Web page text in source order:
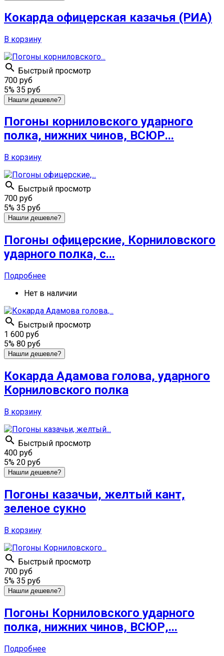
Кокарда офицерская казачья (РИА)
В корзину
 Быстрый просмотр
700 руб
5% 35 руб
Нашли дешевле?
Погоны корниловского ударного
полка, нижних чинов, ВСЮР...
В корзину
 Быстрый просмотр
700 руб
5% 35 руб
Нашли дешевле?
Погоны офицерские, Корниловского
ударного полка, с...
Подробнее
Нет в наличии
 Быстрый просмотр
1 600 руб
5% 80 руб
Нашли дешевле?
Кокарда Адамова голова, ударного
Корниловского полка
В корзину
 Быстрый просмотр
400 руб
5% 20 руб
Нашли дешевле?
Погоны казачьи, желтый кант,
зеленое сукно
В корзину
 Быстрый просмотр
700 руб
5% 35 руб
Нашли дешевле?
Погоны Корниловского ударного
полка, нижних чинов, ВСЮР,...
Подробнее